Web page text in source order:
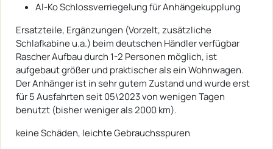
Al-Ko Schlossverriegelung für Anhängekupplung
Ersatzteile, Ergänzungen (Vorzelt, zusätzliche
Schlafkabine u.a.) beim deutschen Händler verfügbar
Rascher Aufbau durch 1-2 Personen möglich, ist
aufgebaut größer und praktischer als ein Wohnwagen.
Der Anhänger ist in sehr gutem Zustand und wurde erst
für 5 Ausfahrten seit 05\2023 von wenigen Tagen
benutzt (bisher weniger als 2000 km).
keine Schäden, leichte Gebrauchsspuren